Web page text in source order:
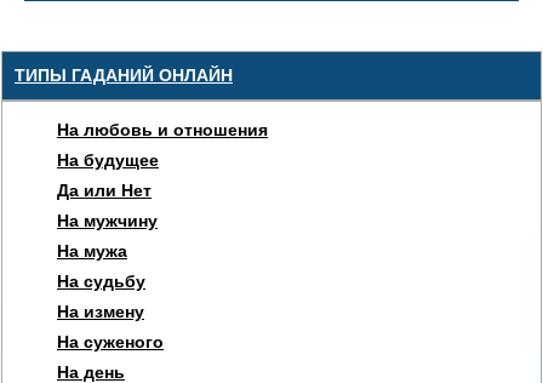
ТИПЫ ГАДАНИЙ ОНЛАЙН
На любовь и отношения
На будущее
Да или Нет
На мужчину
На мужа
На судьбу
На измену
На суженого
На день